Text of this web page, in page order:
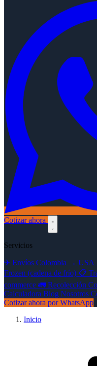
Cotizar ahora
Servicios
✈ Envíos Colombia → USA
Frozen (cadena de frío) 📋
commerce 🚛 Recolección
Calculadora Blog Nosotros
Cotizar ahora por WhatsApp
Inicio